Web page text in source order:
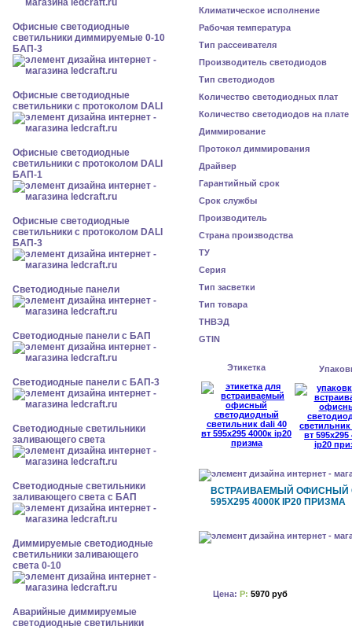
Офисные светодиодные
светильники диммируемые 0-10
БАП-3
Офисные светодиодные
светильники с протоколом DALI
Офисные светодиодные
светильники с протоколом DALI
БАП-1
Офисные светодиодные
светильники с протоколом DALI
БАП-3
Cветодиодные панели
Cветодиодные панели с БАП
Cветодиодные панели с БАП-3
Светодиодные светильники
заливающего света
Светодиодные светильники
заливающего света с БАП
Диммируемые светодиодные
светильники заливающего
света 0-10
Аварийные диммируемые
светодиодные светильники
Климатическое исполнение
Рабочая температура
Тип рассеивателя
Производитель светодиодов
Тип светодиодов
Количество светодиодных плат
Количество светодиодов на плате
Диммирование
Протокол диммирования
Драйвер
Гарантийный срок
Срок службы
Производитель
Страна производства
ТУ
Серия
Тип засветки
Тип товара
ТНВЭД
GTIN
Этикетка
ВСТРАИВАЕМЫЙ ОФИСНЫЙ
595X295 4000К IP20 ПРИЗМА
Цена: Р: 5970 руб